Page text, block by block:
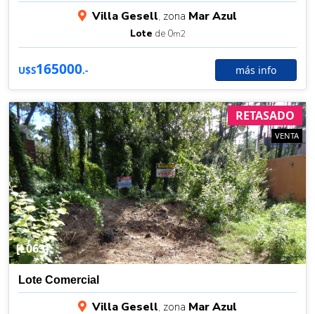
Villa Gesell, zona Mar Azul
Lote de 0m2
U$S165000.- más info
[L063]
RETASADO
VENTA
Lote Comercial
Villa Gesell, zona Mar Azul